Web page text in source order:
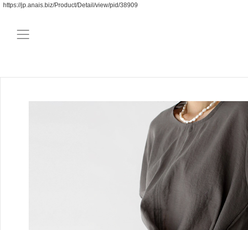
https://jp.anais.biz/Product/Detail/view/pid/38909